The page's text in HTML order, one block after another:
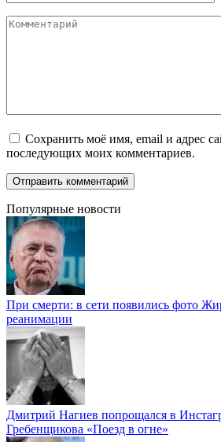
Комментарий
Сохранить моё имя, email и адрес
последующих моих комментариев.
Популярные новости
При смерти: в сети появились фото
реанимации
Дмитрий Нагиев попрощался в
Гребенщикова «Поезд в огне»